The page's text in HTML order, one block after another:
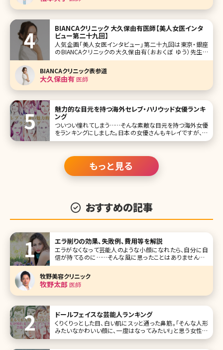
BIANCAクリニック 大久保由有医師【美人女医インタ
ビュー第二十九回】
人気企画「美人女医インタビュー」第二十九回は東京・銀座
のBIANCAクリニックの大久保由有（おおくぼ ゆう）先生で
す。 肌の治療を中心として、オペ系の症例も豊富、美容に対
する熱い思いと研究熱心な一面をもつ大久保先生。日々イン
スタグラムで発信する美容情報は多くのファンを生んでいま
す。 みんな気
BIANCAクリニック表参道
大久保由有医師
魅力的な目元を持つ海外セレブ・ハリウッド女優ランキ
ング
ついつい憧れてしまう……そんな素敵な目元を持つ海外女優
をランキングにしました。日本の女優さんもキレイですが、海
外のセレブ・女優さんにはまた違った魅力がありますよね。
位オードリー・ヘップバーン View this
もっと見る
おすすめの記事
エラ削りの効果、失敗例、費用等を解説
エラがなくなって芸能人のような小顔になれたら、自分に自
信が持てるのに……そんな風に思ったことはありませんか?
エラが張っているとそれだけで顔が大きく見え、全体的にゴ
ツゴツとした印象を与えてしまいます。でも、できればエラを
削りたいけれど、骨に手を加える勇気が出ないという方も多
いでしょう。今回はそんな方
牧野美容クリニック
牧野太郎 医師
ドールフェイスな芸能人ランキング
くりくりっとした目、白い肌にスッと通った鼻筋。「そんな人形
みたいなかわいい顔に、一度はなってみたい!」と思う女性は
多いのではないでしょうか。 そんなドールフェイスの芸能人